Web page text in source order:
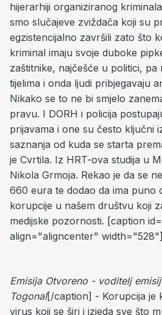
hijerarhiji organiziranog
smo slučajeve zviždača koji su
egzistencijalno završili zato što
kriminal imaju svoje duboke
zaštitnike, najčešće u politici, pa
tijelima i onda ljudi pribjegavaju
Nikako se to ne bi smjelo
pravu. I DORH i policija
prijavama i one su često ključni
saznanja od kuda se starta
je Cvrtila. Iz HRT-ova studija u
Nikola Grmoja. Rekao je da se
660 eura te dodao da ima puno
korupcije u našem društvu koji
medijske pozornosti. [caption
align="aligncenter" width="528"]
Emisija Otvoreno - voditelj
Togonal[/caption] - Korupcija je
virus koji se širi i izjeda sve što